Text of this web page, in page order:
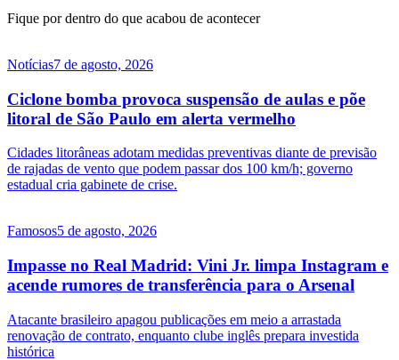
Fique por dentro do que acabou de acontecer
Notícias7 de agosto, 2026
Ciclone bomba provoca suspensão de aulas e põe
litoral de São Paulo em alerta vermelho
Cidades litorâneas adotam medidas preventivas diante de previsão
de rajadas de vento que podem passar dos 100 km/h; governo
estadual cria gabinete de crise.
Famosos5 de agosto, 2026
Impasse no Real Madrid: Vini Jr. limpa Instagram e
acende rumores de transferência para o Arsenal
Atacante brasileiro apagou publicações em meio a arrastada
renovação de contrato, enquanto clube inglês prepara investida
histórica